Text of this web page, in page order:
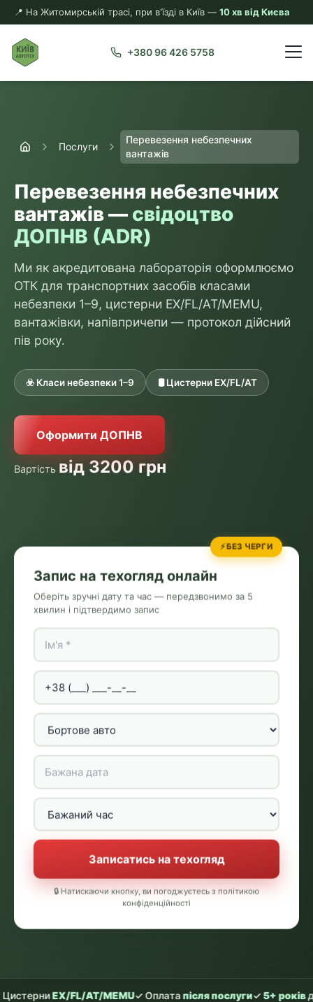
📍 На Житомирській трасі, при в'їзді в Київ — 10 хв від Києва
+380 96 426 5758
Послуги
Перевезення небезпечних
вантажів
Перевезення небезпечних
вантажів — свідоцтво
ДОПНВ (ADR)
Ми як акредитована лабораторія оформлюємо
ОТК для транспортних засобів класами
небезпеки 1–9, цистерни EX/FL/AT/MEMU,
вантажівки, напівпричепи — протокол дійсний
пів року.
☣️ Класи небезпеки 1–9 🛢 Цистерни EX/FL/AT
Оформити ДОПНВ
Вартість від 3200 грн
⚡ БЕЗ ЧЕРГИ
Запис на техогляд онлайн
Оберіть зручні дату та час — передзвонимо за 5
хвилин і підтвердимо запис
Записатись на техогляд
🔒 Натискаючи кнопку, ви погоджуєтесь з політикою
конфіденційності
AT/MEMU✓ Оплатапісля послуги✓5+ роківдосвіду✓